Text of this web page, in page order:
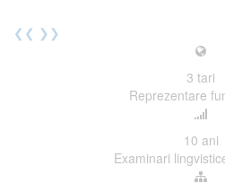
❮❮ ❯❯
3 tari
Reprezentare
10 ani
Examinari